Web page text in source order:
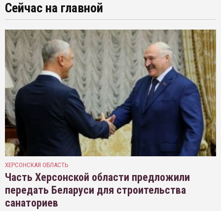
Сейчас на главной
ХЕРСОНСКАЯ ОБЛАСТЬ
Часть Херсонской области предложили
передать Беларуси для строительства
санаториев